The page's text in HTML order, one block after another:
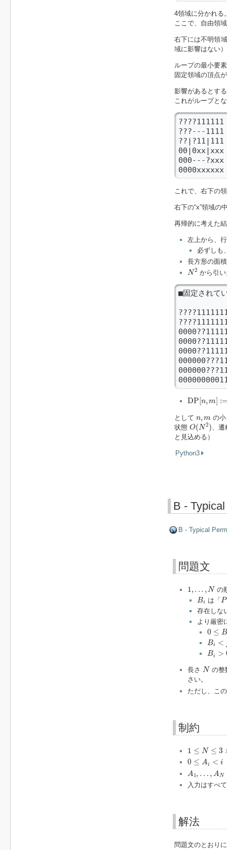
4領域に分かれる
ここで、自由領
右下には不明領
域に影響はない
ループの最小要
固定領域の頂点
影響があるとす
これがループと
???---1111
??|?11|111
00|0xx|xxx
000---?xxx
0000xxxxxx
これで、右下の
右下の“x”領域の
再帰的に考えた
左上から、
必ずしも
長方形の面
N2
N2
から引
■固定されて
DP[n,m] :
DP[n :=
として n,m
n, m の
状態 O(N2)
O(N2)
、
と見込める）
Python3
B -
B - Typical
問題文
1,. . . ,N
1 の
Bi
Bi は「 P
P
存在しな
より厳密
0 ≤
0 B <
Bi <
Bi <
Bi >
Bi 0
長さN
N の
さい。
ただし、こ
制約
1 ≤ N ≤ 3
1 N ≤3 105
0 ≤ Ai < i
0 A <i
A 1, … , A N
A1 N
入力はすべ
解法
問題文のとおり